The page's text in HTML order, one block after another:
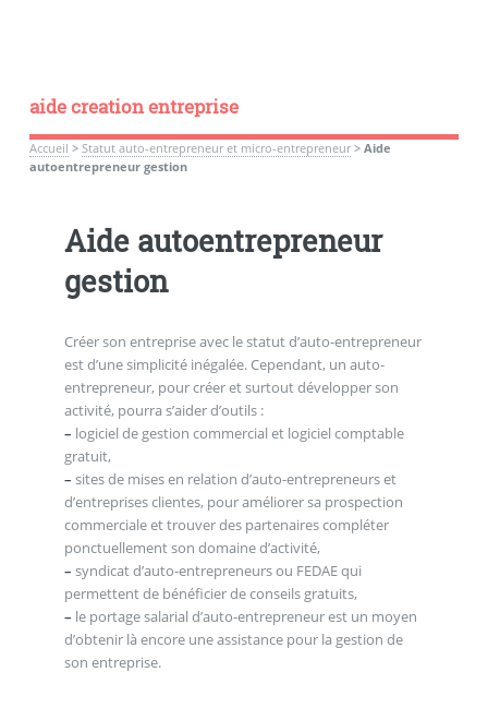
aide creation entreprise
Accueil > Statut auto-entrepreneur et micro-entrepreneur> Aide
autoentrepreneur gestion
Aide autoentrepreneur
gestion
Créer son entreprise avec le statut d’auto-entrepreneur
est d’une simplicité inégalée. Cependant, un auto-
entrepreneur, pour créer et surtout développer son
activité, pourra s’aider d’outils :
– logiciel de gestion commercial et logiciel comptable
gratuit,
– sites de mises en relation d’auto-entrepreneurs et
d’entreprises clientes, pour améliorer sa prospection
commerciale et trouver des partenaires compléter
ponctuellement son domaine d’activité,
– syndicat d’auto-entrepreneurs ou FEDAE qui
permettent de bénéficier de conseils gratuits,
– le portage salarial d’auto-entrepreneur est un moyen
d’obtenir là encore une assistance pour la gestion de
son entreprise.